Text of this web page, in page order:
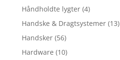
Håndholdte lygter (4)
Handske & Dragtsystemer (13)
Handsker (56)
Hardware (10)